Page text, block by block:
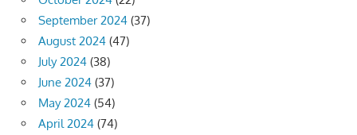
September 2024 (37)
August 2024 (47)
July 2024 (38)
June 2024 (37)
May 2024 (54)
April 2024 (74)